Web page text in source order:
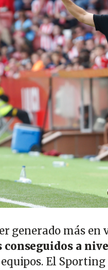
generado más
a
El